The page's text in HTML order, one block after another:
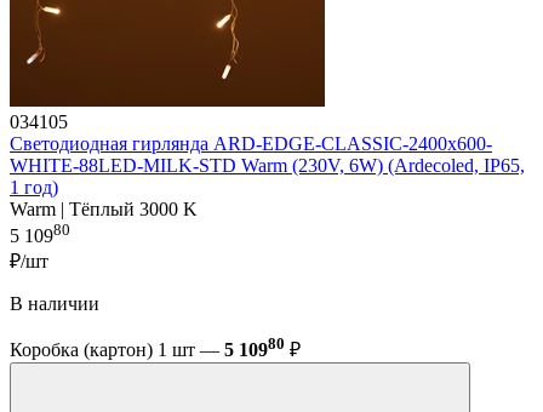
034105
Светодиодная гирлянда ARD-EDGE-CLASSIC-2400x600-
WHITE-88LED-MILK-STD Warm (230V, 6W) (Ardecoled, IP65,
1 год)
Warm | Тёплый 3000 K
5 10980
₽/шт
В наличии
Коробка (картон) 1 шт — 5 10980 ₽